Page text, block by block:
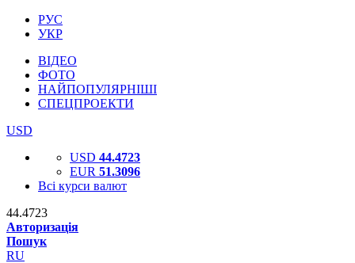
РУС
УКР
ВІДЕО
ФОТО
НАЙПОПУЛЯРНІШІ
СПЕЦПРОЕКТИ
USD
USD 44.4723
EUR 51.3096
Всі курси валют
44.4723
Авторизація
Пошук
RU